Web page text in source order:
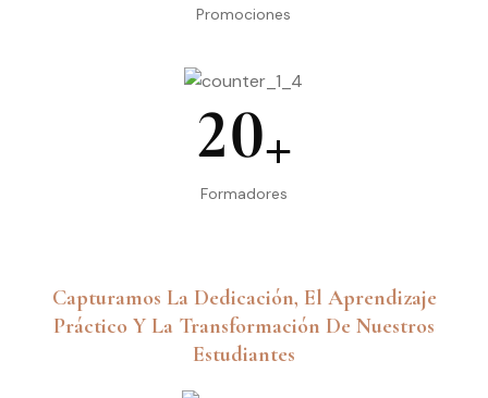
Promociones
20+
Formadores
Capturamos La Dedicación, El Aprendizaje
Práctico Y La Transformación De Nuestros
Estudiantes